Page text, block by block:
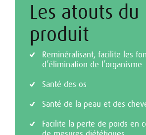
Les atouts du
produit
Reminéralisant, facilite les
d’élimination de l’organisme
Santé des os
Santé de la peau et des
Facilite la perte de poids en